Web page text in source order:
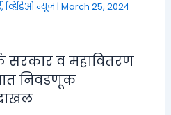
,व्हिडिओ न्यूज|March 25, 2024
सरकार व महावितरण
निवडणूक